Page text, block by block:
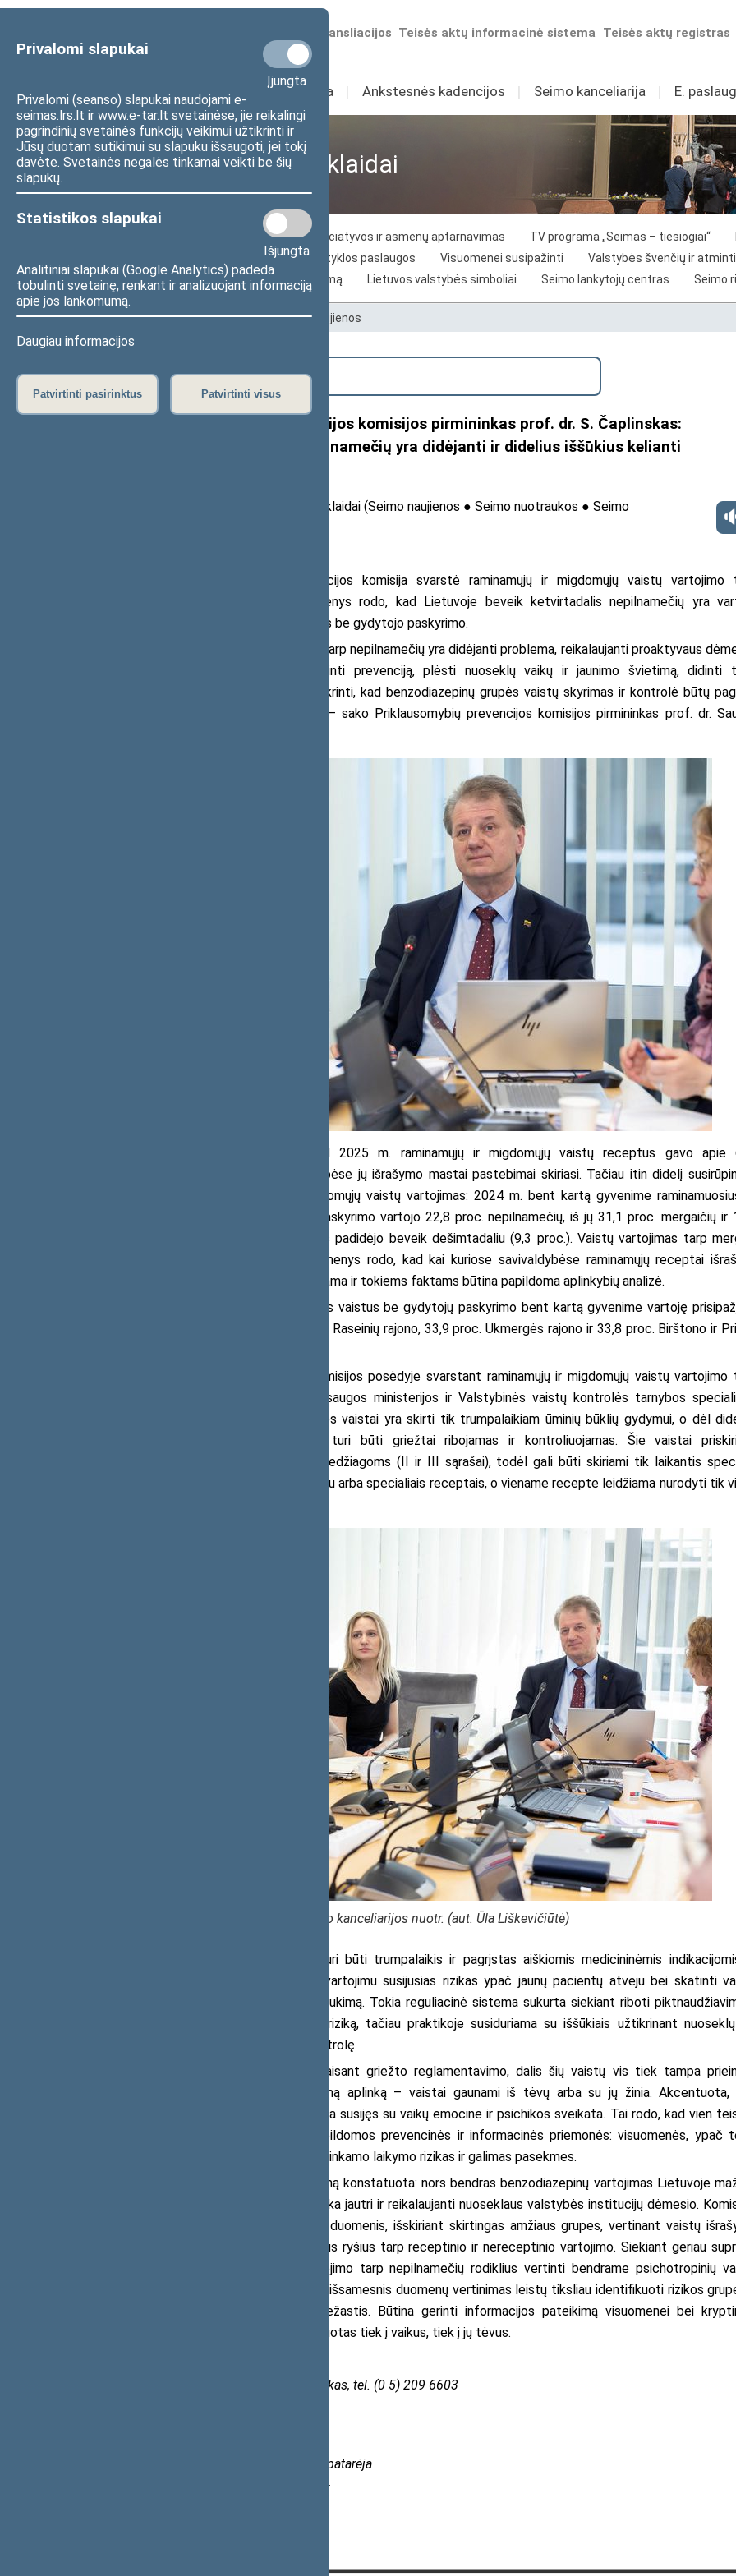
Privalomi slapukai
Įjungta
Privalomi (seanso) slapukai naudojami e-
seimas.lrs.lt ir www.e-tar.lt svetainėse, jie reikalingi
pagrindinių svetainės funkcijų veikimui užtikrinti ir
Jūsų duotam sutikimui su slapuku išsaugoti, jei tokį
davėte. Svetainės negalės tinkamai veikti be šių
slapukų.
Statistikos slapukai
Išjungta
Analitiniai slapukai (Google Analytics) padeda
tobulinti svetainę, renkant ir analizuojant informaciją
apie jos lankomumą.
Daugiau informacijos
Patvirtinti pasirinktus Patvirtinti visus
Teisės aktų registras
Teisės aktų informacinė sistema
Numatomos transliacijos
Sudėtis Veikla I Ankstesnės kadencijos I Seimo kanceliarija I E.
Visuomenei ir žiniasklaidai
Piliečių iniciatyvos ir asmenų aptarnavimas TV programa „Seimas – tiesiogiai“
Seimo skaityklos paslaugos Visuomenei susipažinti
Valstybės švenčių ir
Kelias į Lietuvos nepriklausomybės atkūrimą
Lietuvos valstybės simboliai Seimo lankytojų centras Seimo
Pradžia>Visuomenei ir žiniasklaidai>Naujienos
Išplėstinė paieška
Seimo Priklausomybių prevencijos komisijos pirmininkas prof. dr. S. Čaplinskas:
„Raminamieji vaistai tarp nepilnamečių yra didėjanti ir didelius iššūkius kelianti
d. pranešimas žiniasklaidai (Seimo naujienos ● Seimo nuotraukos ● Seimo
Seimo Priklausomybių prevencijos komisija svarstė raminamųjų ir migdomųjų vaistų vartojimo
nepilnamečių klausimą. Turimi duomenys rodo, kad Lietuvoje beveik ketvirtadalis nepilnamečių yra
raminamuosius ir migdomuosius vaistus be gydytojo paskyrimo.
„Raminamųjų vaistų vartojimas tarp nepilnamečių yra didėjanti problema, reikalaujanti proaktyvaus
Siekiant realių pokyčių, būtina stiprinti prevenciją, plėsti nuoseklų vaikų ir jaunimo švietimą, didinti
informuotumą ir atsakomybę bei užtikrinti, kad benzodiazepinų grupės vaistų skyrimas ir kontrolė būtų
aiškiomis, atsakingomis taisyklėmis“, – sako Priklausomybių prevencijos komisijos pirmininkas prof. dr.
Naujausi duomenys rodo, kad 2025 m. raminamųjų ir migdomųjų vaistų receptus gavo apie
nepilnamečių, o kai kuriose savivaldybėse jų išrašymo mastai pastebimai skiriasi. Tačiau itin didelį
kelia nereceptinis raminamųjų ir migdomųjų vaistų vartojimas: 2024 m. bent kartą gyvenime
migdomuosius vaistus be gydytojo paskyrimo vartojo 22,8 proc. nepilnamečių, iš jų 31,1 proc. mergaičių ir
proc. vaikinų. Nuo 2003 m. šis rodiklis padidėjo beveik dešimtadaliu (9,3 proc.). Vaistų vartojimas tarp
visais laikotarpiais yra didesnis. Duomenys rodo, kad kai kuriose savivaldybėse raminamųjų receptai
ilgesniam laikotarpiui nei rekomenduojama ir tokiems faktams būtina papildoma aplinkybių analizė.
Raminamuosius ir migdomuosius vaistus be gydytojų paskyrimo bent kartą gyvenime vartoję
39,7 proc. Klaipėdos rajono, 38,7 proc. Raseinių rajono, 33,9 proc. Ukmergės rajono ir 33,8 proc. Birštono ir
Priklausomybių prevencijos komisijos posėdyje svarstant raminamųjų ir migdomųjų vaistų vartojimo
nepilnamečių klausimą, Sveikatos apsaugos ministerijos ir Valstybinės vaistų kontrolės tarnybos
akcentavo, kad benzodiazepinų grupės vaistai yra skirti tik trumpalaikiam ūminių būklių gydymui, o dėl
priklausomybės rizikos jų skyrimas turi būti griežtai ribojamas ir kontroliuojamas. Šie vaistai
kontroliuojamoms psichotropinėms medžiagoms (II ir III sąrašai), todėl gali būti skiriami tik laikantis
reikalavimų – išrašomi elektroniniu būdu arba specialiais receptais, o viename recepte leidžiama nurodyti tik
Seimo kanceliarijos nuotr. (aut. Ūla Liškevičiūtė)
Pabrėžta, kad jų vartojimas turi būti trumpalaikis ir pagrįstas aiškiomis medicininėmis
gydytojas privalo nuolat vertinti su vartojimu susijusias rizikas ypač jaunų pacientų atveju bei skatinti
vartojimo mažinimą ar laipsnišką nutraukimą. Tokia reguliacinė sistema sukurta siekiant riboti
mažinti priklausomybės išsivystymo riziką, tačiau praktikoje susiduriama su iššūkiais užtikrinant
reikalavimų laikymąsi ir veiksmingą kontrolę.
Atkreiptas dėmesys, kad nepaisant griežto reglamentavimo, dalis šių vaistų vis tiek tampa
nepilnamečiams, dažniausiai per artimą aplinką – vaistai gaunami iš tėvų arba su jų žinia. Akcentuota,
raminamųjų vaistų vartojimas dažnai yra susijęs su vaikų emocine ir psichikos sveikata. Tai rodo, kad vien
reguliavimo nepakanka – būtinos papildomos prevencinės ir informacinės priemonės: visuomenės, ypač
švietimas apie šių vaistų vartojimo, netinkamo laikymo rizikas ir galimas pasekmes.
Apibendrinant svarstytą klausimą konstatuota: nors bendras benzodiazepinų vartojimas Lietuvoje
tačiau tarp nepilnamečių situacija išlieka jautri ir reikalaujanti nuoseklaus valstybės institucijų dėmesio.
nariai siūlė gilinti analizę ir sisteminti duomenis, išskiriant skirtingas amžiaus grupes, vertinant vaistų
trukmę, regioninius skirtumus ir galimus ryšius tarp receptinio ir nereceptinio vartojimo. Siekiant geriau
situacijos mastą, siūlyta vaistų vartojimo tarp nepilnamečių rodiklius vertinti bendrame psichotropinių
suvartojimo kontekste. Pabrėžta, kad išsamesnis duomenų vertinimas leistų tiksliau identifikuoti rizikos
nustatyti realias piktnaudžiavimo priežastis. Būtina gerinti informacijos pateikimą visuomenei bei
plėtoti prevencines priemones, orientuotas tiek į vaikus, tiek į jų tėvus.
Komisijos pirmininkas Saulius Čaplinskas, tel. (0 5) 209 6603
Seimo kanceliarijos Komisijų skyriaus patarėja
Erika Mikalajūnienė, tel. (0 5) 209 6815